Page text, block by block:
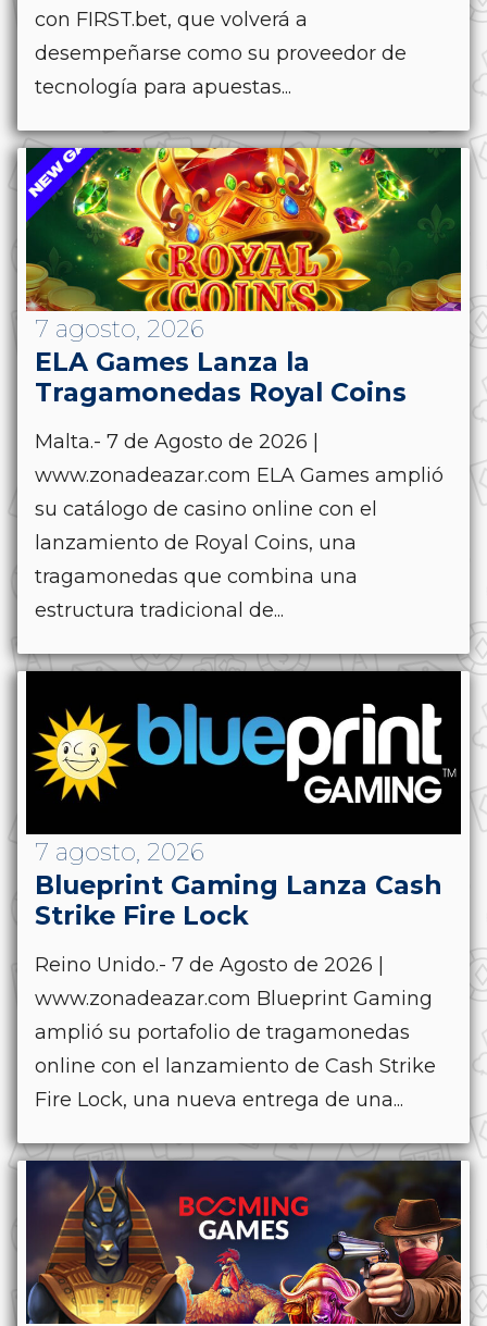
con FIRST.bet, que volverá a
desempeñarse como su proveedor de
tecnología para apuestas...
7 agosto, 2026
ELA Games Lanza la
Tragamonedas Royal Coins
Malta.- 7 de Agosto de 2026 |
www.zonadeazar.com ELA Games amplió
su catálogo de casino online con el
lanzamiento de Royal Coins, una
tragamonedas que combina una
estructura tradicional de...
7 agosto, 2026
Blueprint Gaming Lanza Cash
Strike Fire Lock
Reino Unido.- 7 de Agosto de 2026 |
www.zonadeazar.com Blueprint Gaming
amplió su portafolio de tragamonedas
online con el lanzamiento de Cash Strike
Fire Lock, una nueva entrega de una...